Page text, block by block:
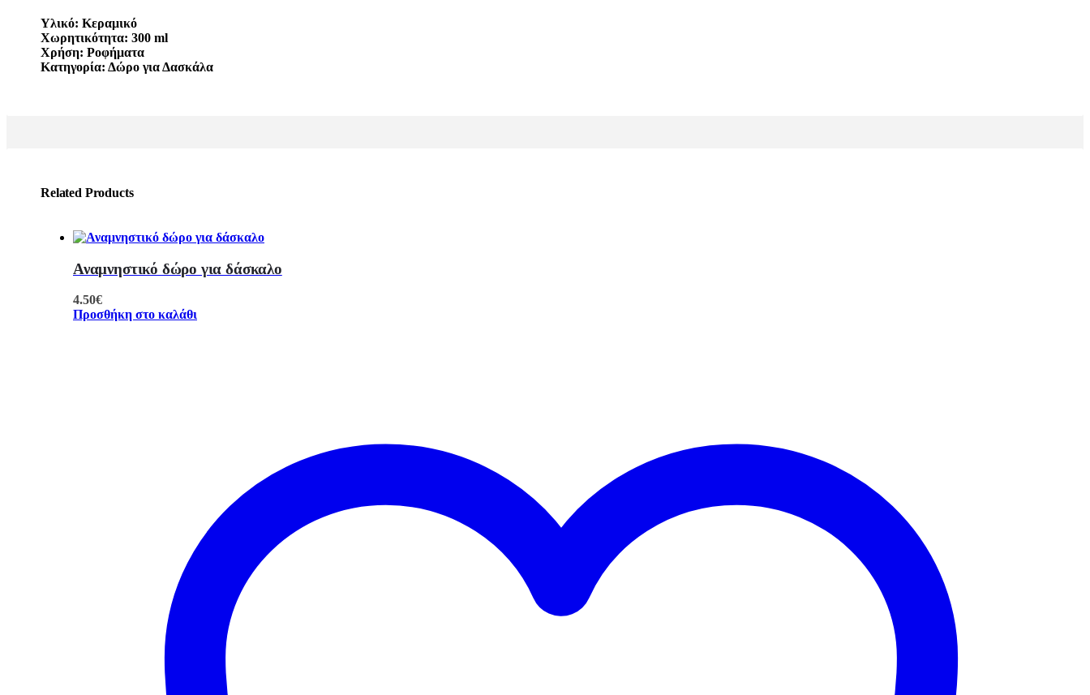
Υλικό: Κεραμικό
Χωρητικότητα: 300 ml
Χρήση: Ροφήματα
Κατηγορία: Δώρο για Δασκάλα
Related Products
Αναμνηστικό δώρο για δάσκαλο
4.50€
Προσθήκη στο καλάθι